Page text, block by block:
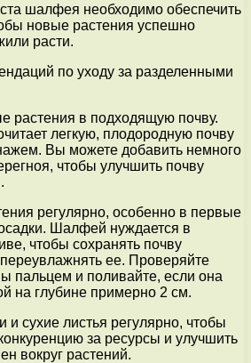
шалфея необходимо обеспечить
новые растения успешно
расти.
по уходу за разделенными
растения в подходящую почву.
легкую, плодородную почву
Вы можете добавить немного
чтобы улучшить почву
регулярно, особенно в первые
Шалфей нуждается в
чтобы сохранять почву
ее. Проверяйте
пальцем и поливайте, если она
на глубине примерно 2 см.
и сухие листья регулярно, чтобы
за ресурсы и улучшить
вокруг растений.